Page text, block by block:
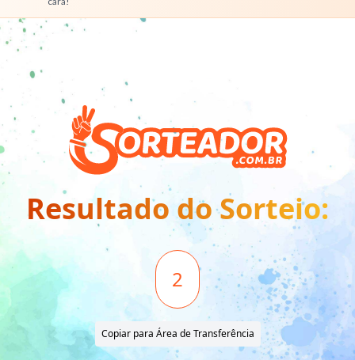
Resultado do Sorteio:
2
Copiar para Área de Transferência